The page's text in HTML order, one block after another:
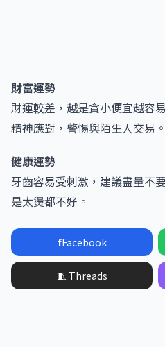
財富運勢
財運較差，越是貪小便宜越容
精神應對，警惕與陌生人交易。
健康運勢
牙齒容易受刺激，建議盡量不
是太燙都不好。
fFacebook
🧵 Threads